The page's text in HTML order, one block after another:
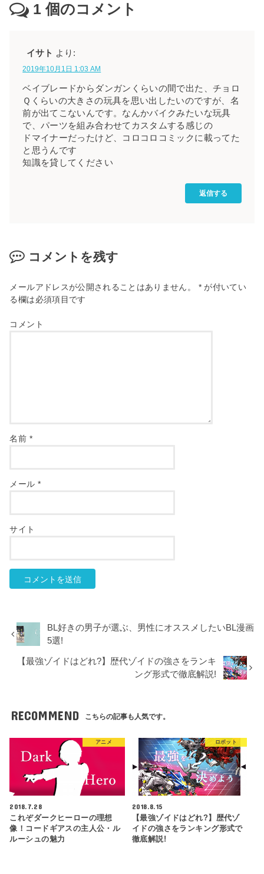
1 個のコメント
イサト より:
2019年10月1日 1:03 AM
ベイブレードからダンガンくらいの間で出た、チョロ
Ｑくらいの大きさの玩具を思い出したいのですが、名
前が出てこないんです。なんかバイクみたいな玩具
で、パーツを組み合わせてカスタムする感じの
ドマイナーだったけど、コロコロコミックに載ってた
と思うんです
知識を貸してください
返信する
コメントを残す
メールアドレスが公開されることはありません。 *が付いてい
る欄は必須項目です
コメント
名前 *
メール *
サイト
BL好きの男子が選ぶ、男性にオススメしたいBL漫画
5選!
【最強ゾイドはどれ?】歴代ゾイドの強さをランキ
ング形式で徹底解説!
RECOMMEND こちらの記事も人気です。
アニメ
2018.7.28
これぞダークヒーローの理想
像！コードギアスの主人公・ル
ルーシュの魅力
ロボット
2018.8.15
【最強ゾイドはどれ?】歴代ゾ
イドの強さをランキング形式で
徹底解説!